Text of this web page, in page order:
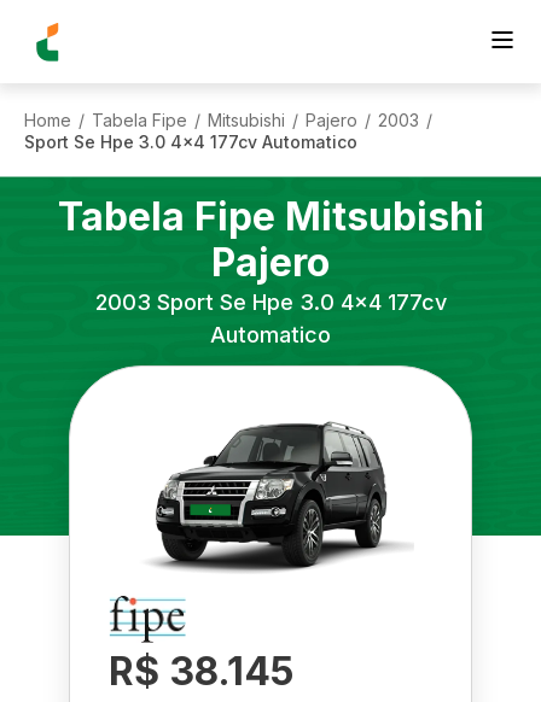
Home / Tabela Fipe / Mitsubishi / Pajero / 2003 /
Sport Se Hpe 3.0 4x4 177cv Automatico
Tabela Fipe Mitsubishi
Pajero
2003 Sport Se Hpe 3.0 4x4 177cv
Automatico
R$ 38.145